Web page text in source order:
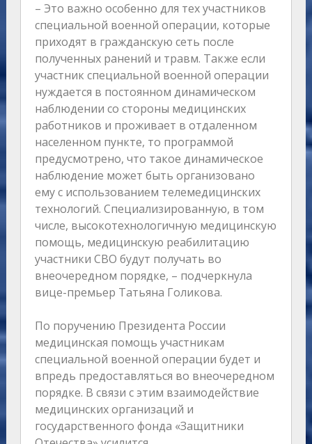
– Это важно особенно для тех участников
специальной военной операции, которые
приходят в гражданскую сеть после
полученных ранений и травм. Также если
участник специальной военной операции
нуждается в постоянном динамическом
наблюдении со стороны медицинских
работников и проживает в отдаленном
населенном пункте, то программой
предусмотрено, что такое динамическое
наблюдение может быть организовано
ему с использованием телемедицинских
технологий. Специализированную, в том
числе, высокотехнологичную медицинскую
помощь, медицинскую реабилитацию
участники СВО будут получать во
внеочередном порядке, – подчеркнула
вице-премьер Татьяна Голикова.
По поручению Президента России
медицинская помощь участникам
специальной военной операции будет и
впредь предоставляться во внеочередном
порядке. В связи с этим взаимодействие
медицинских организаций и
государственного фонда «Защитники